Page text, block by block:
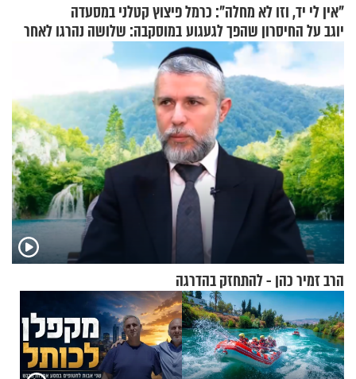
"אין לי יד, וזו לא מחלה": כרמל
יוגב על החיסרון שהפך לגעגוע
פיצוץ קטלני במסעדה
במוסקבה: שלושה נהרגו לאחר
שמטען שנשאה אישה התפוצץ
הרב זמיר כהן - להתחזק בהדרגה